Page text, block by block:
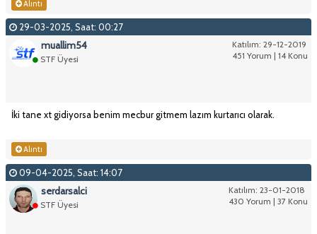
Alıntı
29-03-2025, Saat: 00:27
Katılım: 29-12-2019
451 Yorum | 14 Konu
muallim54
STF Üyesi
İki tane xt gidiyorsa benim mecbur gitmem lazım kurtarıcı olarak.
Alıntı
09-04-2025, Saat: 14:07
Katılım: 23-01-2018
430 Yorum | 37 Konu
serdarsalci
STF Üyesi